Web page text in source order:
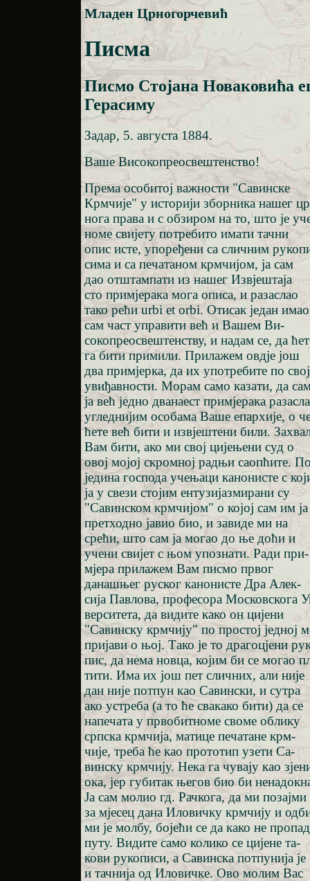
Младен Црногорчевић
Писма
Писмо Стојана Новаковића
Герасиму
Задар, 5. августа 1884.
Ваше Високопреосвештенство!
Према особитој важности "Савинске
Крмчије" у историји зборника нашег
нога права и с обзиром на то, што је
номе свијету потребито имати тачни
опис исте, упоређени са сличним
сима и са печатаном крмчијом, ја сам
дао отштампати из нашег Извјештаја
сто примјерака мога описа, и разаслао
тако рећи urbi et orbi. Отисак један имао
сам част управити већ и Вашем Ви-
сокопреосвештенству, и надам се, да
га бити примили. Прилажем овдје још
два примјерка, да их употребите по
увиђавности. Морам само казати, да
ја већ једно дванаест примјерака
угледнијим особама Ваше епархије, о
ћете већ бити и извјештени били.
Вам бити, ако ми свој цијењени суд о
овој мојој скромној радњи саопћите.
једина господа учењаци канонисте с
ја у свези стојим ентузијазмирани су
"Савинском крмчијом" о којој сам им ја
претходно јавио био, и завиде ми на
срећи, што сам ја могао до ње доћи и
учени свијет с њом упознати. Ради при-
мјера прилажем Вам писмо првог
данашњег руског канонисте Дра Алек-
сија Павлова, професора Московскога
верситета, да видите како он цијени
"Савинску крмчију" по простој једној
пријави о њој. Тако је то драгоцјени
пис, да нема новца, којим би се могао
тити. Има их још пет сличних, али није
дан није потпун као Савински, и сутра
ако устреба (а то ће свакако бити) да се
напечата у првобитноме своме облику
српска крмчија, матице печатане крм-
чије, треба ће као прототип узети Са-
винску крмчију. Нека га чувају као
ока, јер губитак његов био би
Ја сам молио гд. Рачкога, да ми позајми
за мјесец дана Иловичку крмчију и
ми је молбу, бојећи се да како не
путу. Видите само колико се цијене та-
кови рукописи, а Савинска потпунија је
и тачнија од Иловичке. Ово молим Вас